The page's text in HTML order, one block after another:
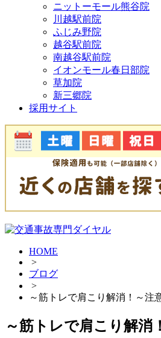
ニットーモール熊谷院
川越駅前院
ふじみ野院
越谷駅前院
南越谷駅前院
イオンモール春日部院
草加院
新三郷院
採用サイト
HOME
>
ブログ
>
～筋トレで肩こり解消！～注
～筋トレで肩こり解消